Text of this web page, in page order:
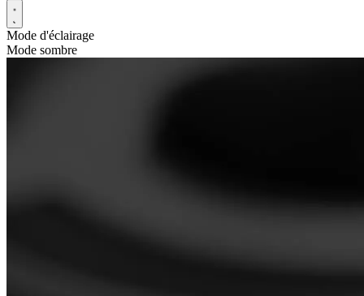
Mode d'éclairage
Mode sombre